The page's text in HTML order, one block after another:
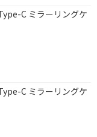
C ミラーリングケ
C ミラーリングケ